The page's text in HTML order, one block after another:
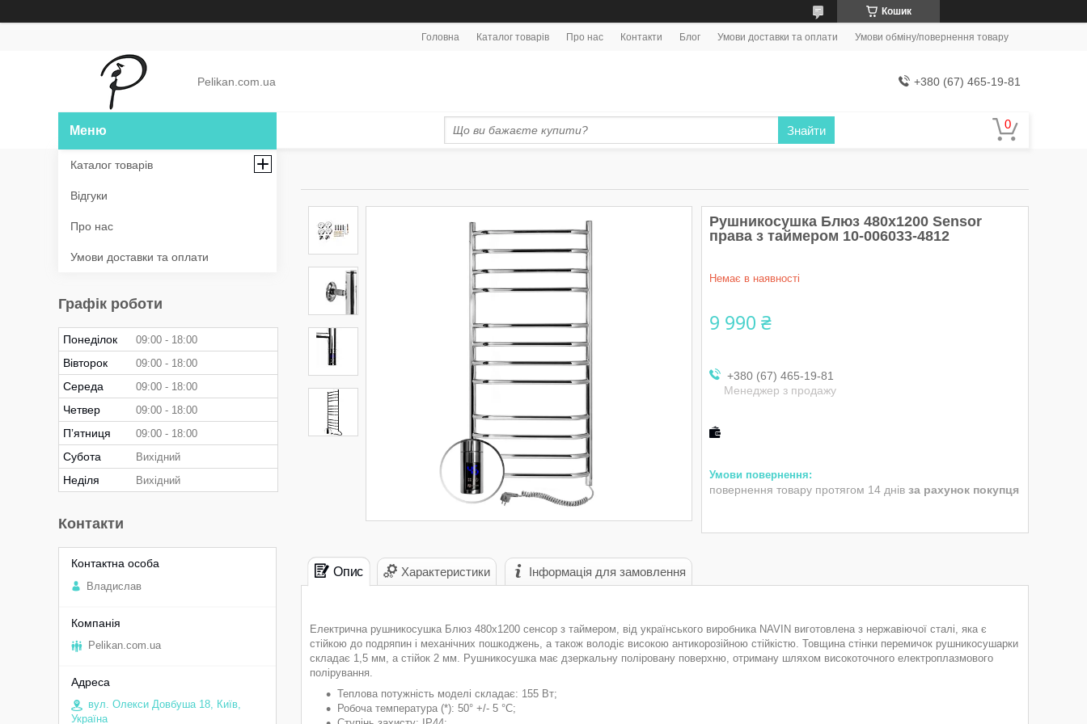
Кошик
Головна Каталог товарів Про нас Контакти Блог Умови доставки та оплати Умови обміну/повернення товару
Pelikan.com.ua +380 (67) 465-19-81
Знайти
Рушникосушка Блюз 480х1200 Sensor
права з таймером 10-006033-4812
Немає в наявності
9 990 ₴
+380 (67) 465-19-81
Менеджер з продажу
повернення товару протягом 14 днів за рахунок покупця
Опис Характеристики Інформація для замовлення
Електрична рушникосушка Блюз 480х1200 сенсор з таймером, від українського виробника NAVIN виготовлена з нержавіючої сталі, яка є
стійкою до подряпин і механічних пошкоджень, а також володіє високою антикорозійною стійкістю. Товщина стінки перемичок рушникосушарки
складає 1,5 мм, а стійок 2 мм. Рушникосушка має дзеркальну поліровану поверхню, отриману шляхом високоточного електроплазмового
полірування.
Теплова потужність моделі складає: 155 Вт;
Робоча температура (*): 50° +/- 5 °C;
Каталог товарів
Відгуки
Про нас
Умови доставки та оплати
Графік роботи
Понеділок 09:00 18:00
Вівторок 09:00 18:00
Середа 09:00 18:00
Четвер 09:00 18:00
Пʼятниця 09:00 18:00
Субота Вихідний
Неділя Вихідний
Контакти
Владислав
Pelikan.com.ua
вул. Олекси Довбуша 18, Київ,
Україна